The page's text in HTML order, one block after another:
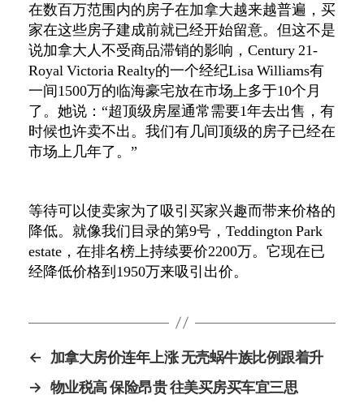
在数百万范围内的房子在加拿大越来越普遍，买
家在这些房子建成前就已经开始留意。但这不是
说加拿大人不受商品滞销的影响，Century 21-
Royal Victoria Realty的一个经纪Lisa Williams有
一间1500万的临海豪宅放在市场上多于10个月
了。她说：“超顶级房屋通常需要1年去出售，有
时候也许卖不出。我们有几间顶级的房子已经在
市场上几年了。”
等待可以使卖家为了吸引买家兴趣而带来价格的
降低。就像我们目录的第9号，Teddington Park
estate，在排名榜上持续要价2200万。它现在已
经降低价格到1950万来吸引出价。
←
加拿大房价连年上涨 无壳蜗牛族比例跟着升
→ 物业税高 保险昂贵 往美买房买车宜三思